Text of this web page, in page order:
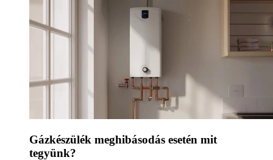
Gázkészülék meghibásodás esetén mit
tegyünk?